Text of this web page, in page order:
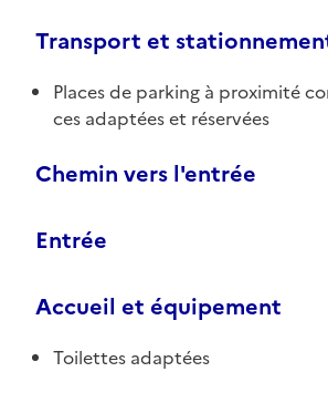
Transport et
Places de parking à proximité
ces adaptées et réservées
Chemin vers l'entrée
Entrée
Accueil et équipement
Toilettes adaptées